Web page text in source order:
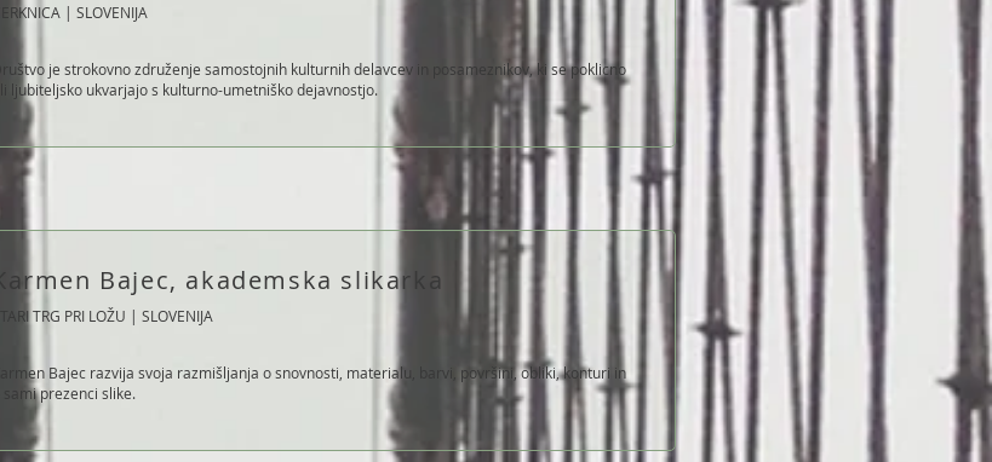
CERKNICA | SLOVENIJA
Društvo je strokovno združenje samostojnih kulturnih delavcev in posameznikov, ki se poklicno
ali ljubiteljsko ukvarjajo s kulturno-umetniško dejavnostjo.
Karmen Bajec, akademska slikarka
STARI TRG PRI LOŽU | SLOVENIJA
Karmen Bajec razvija svoja razmišljanja o snovnosti, materialu, barvi, površini, obliki, konturi in
o sami prezenci slike.